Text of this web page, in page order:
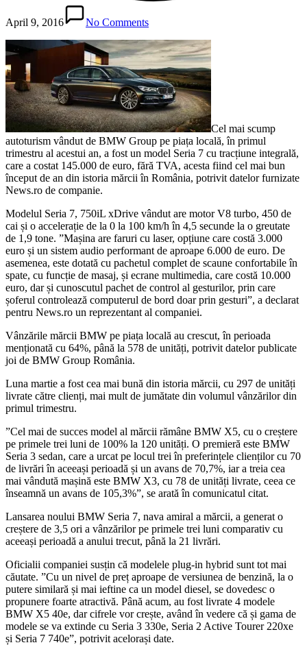
April 9, 2016 No Comments
Cel mai scump
autoturism vândut de BMW Group pe piața locală, în primul
trimestru al acestui an, a fost un model Seria 7 cu tracțiune integrală,
care a costat 145.000 de euro, fără TVA, acesta fiind cel mai bun
început de an din istoria mărcii în România, potrivit datelor furnizate
News.ro de companie.
Modelul Seria 7, 750iL xDrive vândut are motor V8 turbo, 450 de
cai și o accelerație de la 0 la 100 km/h în 4,5 secunde la o greutate
de 1,9 tone. ”Mașina are faruri cu laser, opțiune care costă 3.000
euro și un sistem audio performant de aproape 6.000 de euro. De
asemenea, este dotată cu pachetul complet de scaune confortabile în
spate, cu funcție de masaj, și ecrane multimedia, care costă 10.000
euro, dar și cunoscutul pachet de control al gesturilor, prin care
șoferul controlează computerul de bord doar prin gesturi”, a declarat
pentru News.ro un reprezentant al companiei.
Vânzările mărcii BMW pe piața locală au crescut, în perioada
menționată cu 64%, până la 578 de unități, potrivit datelor publicate
joi de BMW Group România.
Luna martie a fost cea mai bună din istoria mărcii, cu 297 de unități
livrate către clienți, mai mult de jumătate din volumul vânzărilor din
primul trimestru.
”Cel mai de succes model al mărcii rămâne BMW X5, cu o creștere
pe primele trei luni de 100% la 120 unități. O premieră este BMW
Seria 3 sedan, care a urcat pe locul trei în preferințele clienților cu 70
de livrări în aceeași perioadă și un avans de 70,7%, iar a treia cea
mai vândută mașină este BMW X3, cu 78 de unități livrate, ceea ce
înseamnă un avans de 105,3%”, se arată în comunicatul citat.
Lansarea noului BMW Seria 7, nava amiral a mărcii, a generat o
creștere de 3,5 ori a vânzărilor pe primele trei luni comparativ cu
aceeași perioadă a anului trecut, până la 21 livrări.
Oficialii companiei susțin că modelele plug-in hybrid sunt tot mai
căutate. ”Cu un nivel de preț aproape de versiunea de benzină, la o
putere similară și mai ieftine ca un model diesel, se dovedesc o
propunere foarte atractivă. Până acum, au fost livrate 4 modele
BMW X5 40e, dar cifrele vor crește, având în vedere că și gama de
modele se va extinde cu Seria 3 330e, Seria 2 Active Tourer 220xe
și Seria 7 740e”, potrivit acelorași date.